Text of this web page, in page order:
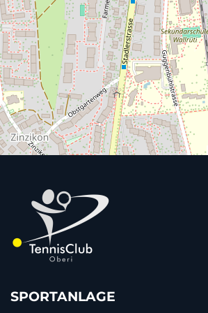
SPORTANLAGE